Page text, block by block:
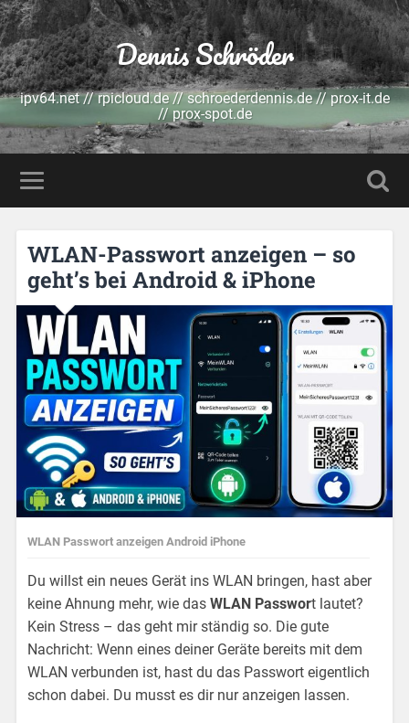
Dennis Schröder
ipv64.net // rpicloud.de // schroederdennis.de // prox-it.de
// prox-spot.de
WLAN-Passwort anzeigen – so
geht’s bei Android & iPhone
WLAN Passwort anzeigen Android iPhone
Du willst ein neues Gerät ins WLAN bringen, hast aber
keine Ahnung mehr, wie dasWLAN Passwort lautet?
Kein Stress – das geht mir ständig so. Die gute
Nachricht: Wenn eines deiner Geräte bereits mit dem
WLAN verbunden ist, hast du das Passwort eigentlich
schon dabei. Du musst es dir nur anzeigen lassen.